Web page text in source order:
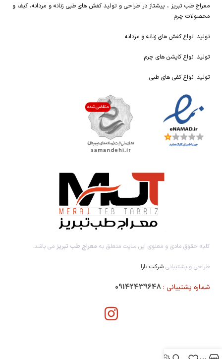
معراج طب تبریز ، پیشتاز در طراحی و تولید کفش های طبی زنانه و مردانه، کیف و
محصولات چرم
تولید انواع کفش های زنانه و مردانه
تولید انواع کاپشن های چرم
تولید انواع کفی های طبی
کلیه حقوق مادی و معنوی این سایت متعلق به معراج طب تبریز می باشد.
طراحی و پشتیبانی شرکت تارا
شماره پشتیبانی :09142439648